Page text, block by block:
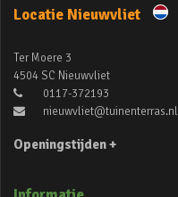
Locatie Nieuwvliet
Ter Moere 3
4504 SC Nieuwvliet
0117-372193
nieuwvliet@tuinenterras.nl
Openingstijden +